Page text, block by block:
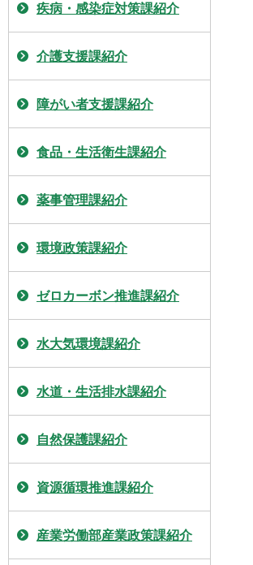
疾病・感染症対策課紹介
介護支援課紹介
障がい者支援課紹介
食品・生活衛生課紹介
薬事管理課紹介
環境政策課紹介
ゼロカーボン推進課紹介
水大気環境課紹介
水道・生活排水課紹介
自然保護課紹介
資源循環推進課紹介
産業労働部産業政策課紹介